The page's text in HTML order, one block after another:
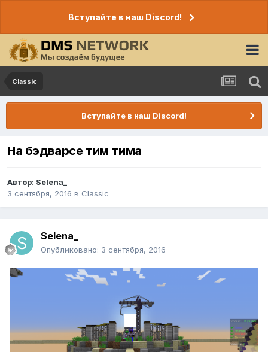
Вступайте в наш Discord!
Classic
Вступайте в наш Discord!
На бэдварсе тим тима
Автор: Selena_
3 сентября, 2016 в Classic
Selena_
Опубликовано: 3 сентября, 2016